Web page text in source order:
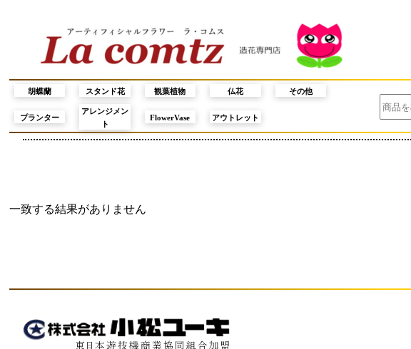
胡蝶蘭 スタンド花 観葉植物 仏花 その他
プランター
アレンジメン
ト
FlowerVase アウトレット
一致する結果がありません